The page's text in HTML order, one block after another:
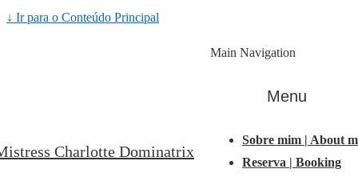
↓ Ir para o Conteúdo Principal
Charlotte Dominatrix
Main Navigation
Menu
Sobre mim | About
Reserva | Booking